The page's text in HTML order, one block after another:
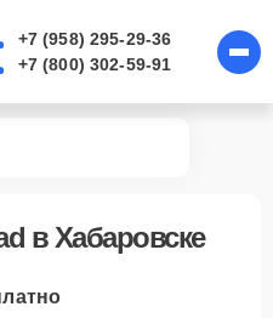
+7 (958) 295-29-36
+7 (800) 302-59-91
в Хабаровске